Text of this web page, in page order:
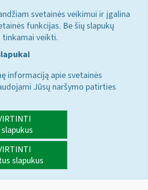
svetainės veikimui ir įgalina
funkcijas. Be šių slapukų
tinkamai veikti.
informaciją apie svetainės
Jūsų naršymo patirties
slapukus